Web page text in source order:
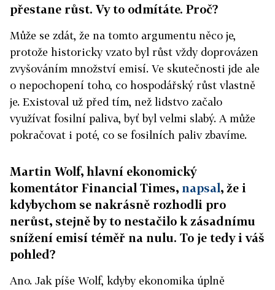
přestane růst. Vy to odmítáte. Proč?
Může se zdát, že na tomto argumentu něco je,
protože historicky vzato byl růst vždy doprovázen
zvyšováním množství emisí. Ve skutečnosti jde ale
o nepochopení toho, co hospodářský růst vlastně
je. Existoval už před tím, než lidstvo začalo
využívat fosilní paliva, byť byl velmi slabý. A může
pokračovat i poté, co se fosilních paliv zbavíme.
Martin Wolf, hlavní ekonomický
komentátor Financial Times, napsal, že i
kdybychom se nakrásně rozhodli pro
nerůst, stejně by to nestačilo k zásadnímu
snížení emisí téměř na nulu. To je tedy i váš
pohled?
Ano. Jak píše Wolf, kdyby ekonomika úplně